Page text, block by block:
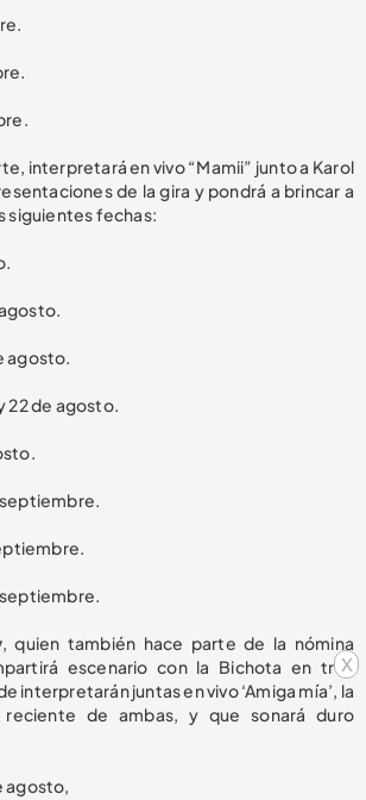
x
interpretará en vivo “Mamii” junto a Karol
de la gira y pondrá a brincar a
siguientes fechas:
agosto.
22 de agosto.
septiembre.
, quien también hace parte de la nómina
escenario con la Bichota en tres
interpretarán juntas en vivo ‘Amiga mía’, la
reciente de ambas, y que sonará duro
agosto,